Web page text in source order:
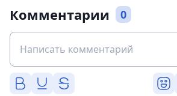
Комментарии 0